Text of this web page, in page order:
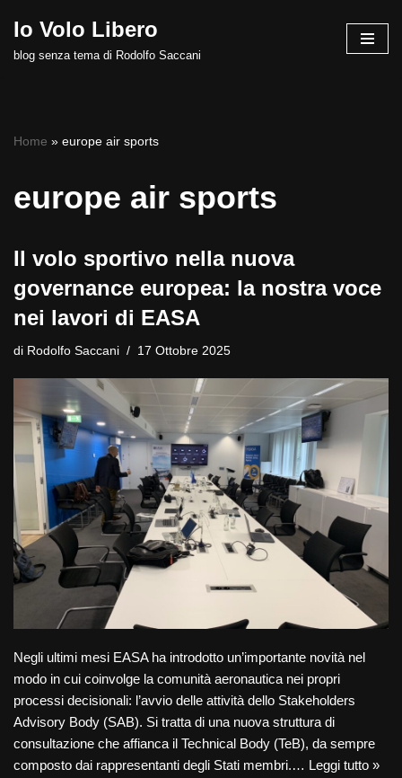
Vai
Io Volo Libero
blog senza tema di Rodolfo Saccani
Home » europe air sports
europe air sports
Il volo sportivo nella nuova
governance europea: la nostra voce
nei lavori di EASA
di Rodolfo Saccani 17 Ottobre 2025
Negli ultimi mesi EASA ha introdotto un’importante novità nel
modo in cui coinvolge la comunità aeronautica nei propri
processi decisionali: l’avvio delle attività dello Stakeholders
Advisory Body (SAB). Si tratta di una nuova struttura di
consultazione che affianca il Technical Body (TeB), da sempre
composto dai rappresentanti degli Stati membri.… Leggi tutto »